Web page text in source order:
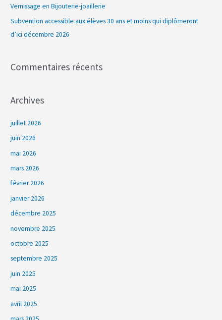
e
r
Vernissage en Bijouterie-joaillerie
Subvention accessible aux élèves 30 ans et moins qui diplômeront
d’ici décembre 2026
Commentaires récents
Archives
juillet 2026
juin 2026
mai 2026
mars 2026
février 2026
janvier 2026
décembre 2025
novembre 2025
octobre 2025
septembre 2025
juin 2025
mai 2025
avril 2025